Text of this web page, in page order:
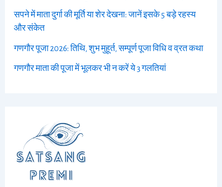
सपने में माता दुर्गा की मूर्ति या शेर देखना: जानें इसके 5 बड़े रहस्य
और संकेत
गणगौर पूजा 2026: तिथि, शुभ मुहूर्त, सम्पूर्ण पूजा विधि व व्रत कथा
गणगौर माता की पूजा में भूलकर भी न करें ये 3 गलतियां